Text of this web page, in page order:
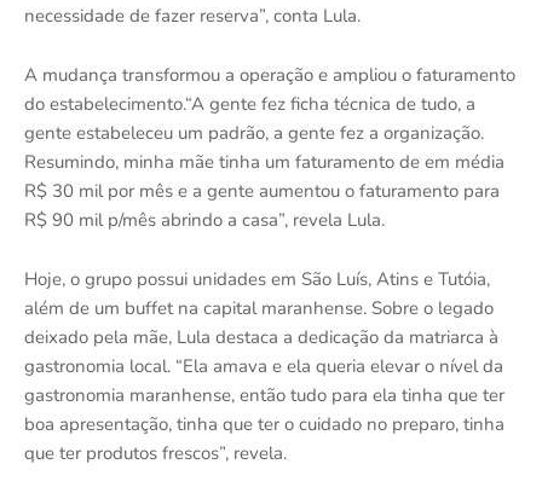
necessidade de fazer reserva”, conta Lula.
A mudança transformou a operação e ampliou o faturamento
do estabelecimento.“A gente fez ficha técnica de tudo, a
gente estabeleceu um padrão, a gente fez a organização.
Resumindo, minha mãe tinha um faturamento de em média
R$ 30 mil por mês e a gente aumentou o faturamento para
R$ 90 mil p/mês abrindo a casa”, revela Lula.
Hoje, o grupo possui unidades em São Luís, Atins e Tutóia,
além de um buffet na capital maranhense. Sobre o legado
deixado pela mãe, Lula destaca a dedicação da matriarca à
gastronomia local. “Ela amava e ela queria elevar o nível da
gastronomia maranhense, então tudo para ela tinha que ter
boa apresentação, tinha que ter o cuidado no preparo, tinha
que ter produtos frescos”, revela.